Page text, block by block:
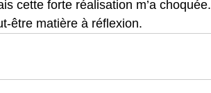
cette forte réalisation m’a choquée.
être matière à réflexion.